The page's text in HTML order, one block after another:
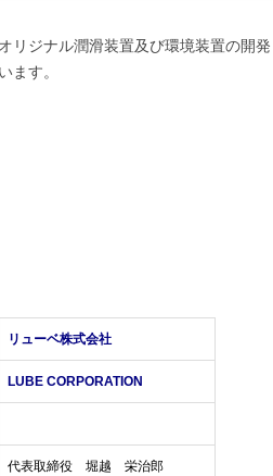
リジナル潤滑装置及び環境装置の開
ます。
リューベ株式会社
LUBE CORPORATION
代表取締役 堀越 栄治郎